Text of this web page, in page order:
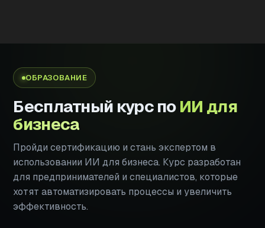
ОБРАЗОВАНИЕ
Бесплатный курс поИИ для
бизнеса
Пройди сертификацию и стань экспертом в
использовании ИИ для бизнеса. Курс разработан
для предпринимателей и специалистов, которые
хотят автоматизировать процессы и увеличить
эффективность.